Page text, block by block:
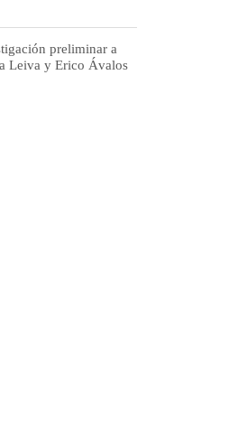
preliminar a
Leiva y Erico Ávalos